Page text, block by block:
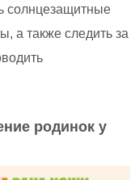
солнцезащитные
а также следить за
родинок у